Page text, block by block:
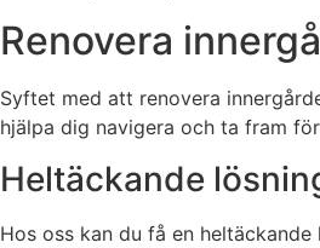
Renovera
Syftet med att renovera
hjälpa dig navigera och ta fram
Heltäckande
Hos oss kan du få en